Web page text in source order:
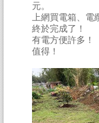
元。
上網買電箱、
終於完成了！
有電方便許多！
值得！